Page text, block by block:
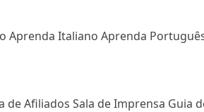
Aprenda Italiano Aprenda
de Afiliados Sala de Imprensa Guia